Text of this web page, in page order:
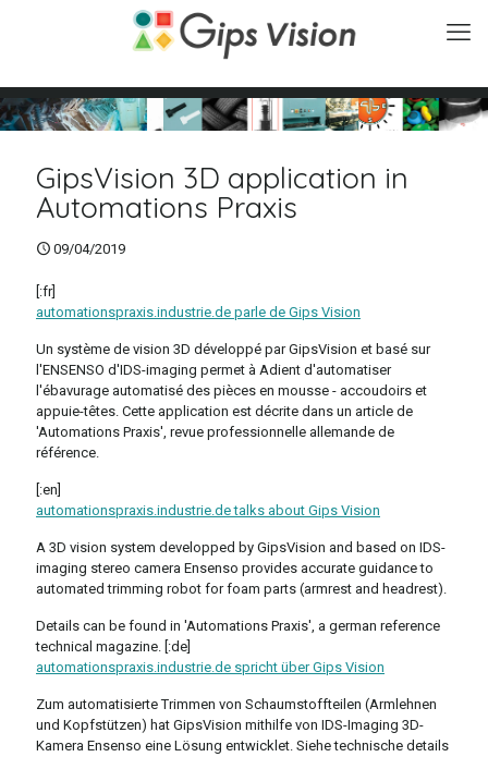
GipsVision 3D application in
Automations Praxis
09/04/2019
[:fr]
automationspraxis.industrie.de parle de Gips Vision
Un système de vision 3D développé par GipsVision et basé sur
l'ENSENSO d'IDS-imaging permet à Adient d'automatiser
l'ébavurage automatisé des pièces en mousse - accoudoirs et
appuie-têtes. Cette application est décrite dans un article de
'Automations Praxis', revue professionnelle allemande de
référence.
[:en]
automationspraxis.industrie.de talks about Gips Vision
A 3D vision system developped by GipsVision and based on IDS-
imaging stereo camera Ensenso provides accurate guidance to
automated trimming robot for foam parts (armrest and headrest).
Details can be found in 'Automations Praxis', a german reference
technical magazine. [:de]
automationspraxis.industrie.de spricht über Gips Vision
Zum automatisierte Trimmen von Schaumstoffteilen (Armlehnen
und Kopfstützen) hat GipsVision mithilfe von IDS-Imaging 3D-
Kamera Ensenso eine Lösung entwicklet. Siehe technische details